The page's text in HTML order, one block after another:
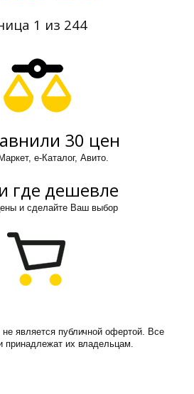
1 из 244
30 цен
е-Каталог, Авито.
где дешевле
и сделайте Ваш выбор
является публичной офертой. Все
принадлежат их владельцам.